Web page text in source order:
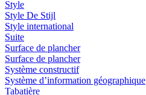
Style
Style De Stijl
Style international
Suite
Surface de plancher
Surface de plancher
Système constructif
Système d’information géographique
Tabatière